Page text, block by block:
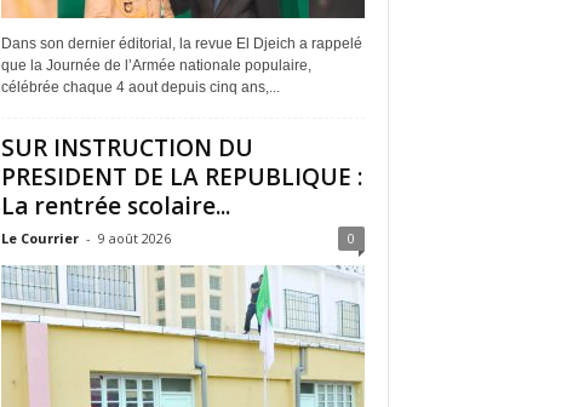
Dans son dernier éditorial, la revue El Djeich a rappelé
que la Journée de l’Armée nationale populaire,
célébrée chaque 4 aout depuis cinq ans,...
SUR INSTRUCTION DU
PRESIDENT DE LA REPUBLIQUE :
La rentrée scolaire...
Le Courrier - 9 août 2026 0